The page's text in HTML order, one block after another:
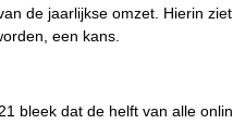
de jaarlijkse omzet. Hierin ziet
een kans.
bleek dat de helft van alle